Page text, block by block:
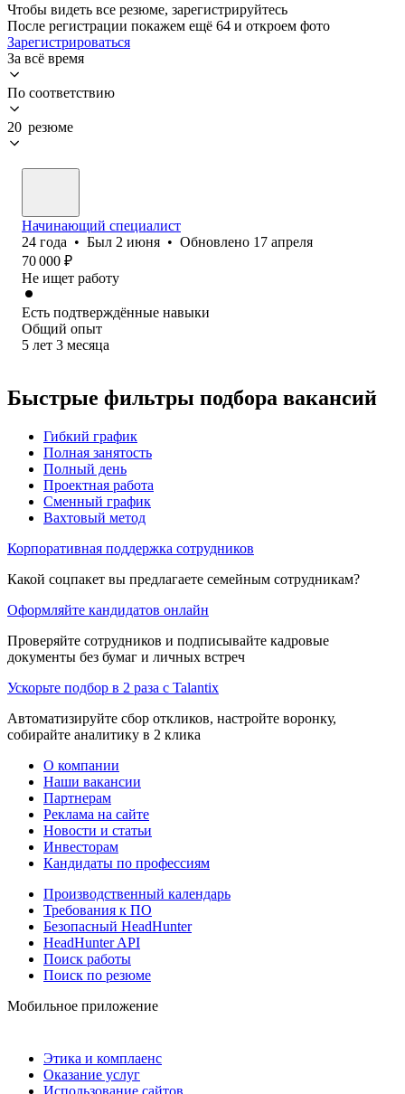
Чтобы видеть все резюме, зарегистрируйтесь
После регистрации покажем ещё 64 и откроем фото
Зарегистрироваться
За всё время
По соответствию
20 резюме
Начинающий специалист
24 года • Был 2 июня • Обновлено 17 апреля
70 000 ₽
Не ищет работу
Есть подтверждённые навыки
Общий опыт
5 лет 3 месяца
Быстрые фильтры подбора вакансий
Гибкий график
Полная занятость
Полный день
Проектная работа
Сменный график
Вахтовый метод
Корпоративная поддержка сотрудников
Какой соцпакет вы предлагаете семейным сотрудникам?
Оформляйте кандидатов онлайн
Проверяйте сотрудников и подписывайте кадровые
документы без бумаг и личных встреч
Ускорьте подбор в 2 раза с Talantix
Автоматизируйте сбор откликов, настройте воронку,
собирайте аналитику в 2 клика
О компании
Наши вакансии
Партнерам
Реклама на сайте
Новости и статьи
Инвесторам
Кандидаты по профессиям
Производственный календарь
Требования к ПО
Безопасный HeadHunter
HeadHunter API
Поиск работы
Поиск по резюме
Мобильное приложение
Этика и комплаенс
Оказание услуг
Использование сайтов